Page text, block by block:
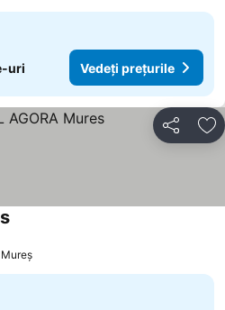
uri Vedeți prețurile
Distribuiți